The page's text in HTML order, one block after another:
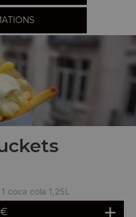
coca cola 1,25L
€